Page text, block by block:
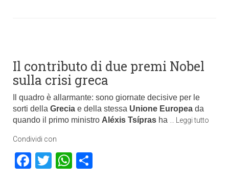
Il contributo di due premi Nobel
sulla crisi greca
Il quadro è allarmante: sono giornate decisive per le
sorti della Grecia e della stessa Unione Europea da
quando il primo ministro Aléxis Tsípras ha Leggi tutto
Condividi con
Facebook
TwitterWhatsApp